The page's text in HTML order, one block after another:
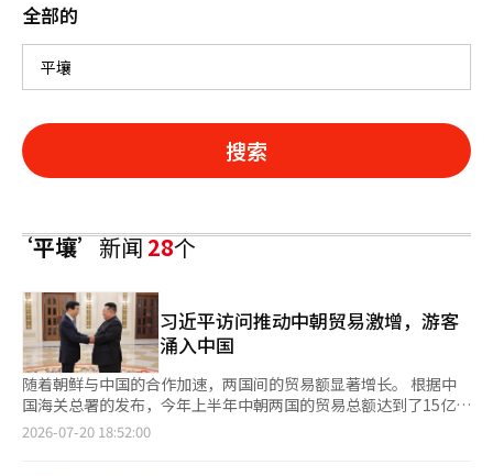
全部的
搜索
‘平壤’新闻28个
习近平访问推动中朝贸易激增，游客
涌入中国
随着朝鲜与中国的合作加速，两国间的贸易额显著增长。 根据中
国海关总署的发布，今年上半年中朝两国的贸易总额达到了15亿
690万美元，比去年增长了约20%。这一数字已超过2019年疫情前
2026-07-20 18:52:00